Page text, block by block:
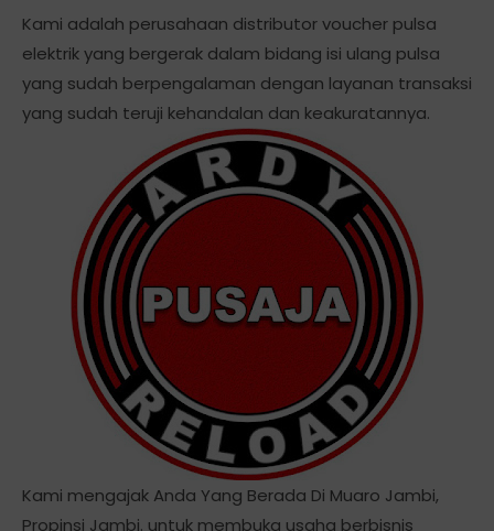
Kami adalah perusahaan distributor voucher pulsa
elektrik yang bergerak dalam bidang isi ulang pulsa
yang sudah berpengalaman dengan layanan transaksi
yang sudah teruji kehandalan dan keakuratannya.
Kami mengajak Anda Yang Berada Di Muaro Jambi,
Propinsi Jambi. untuk membuka usaha berbisnis